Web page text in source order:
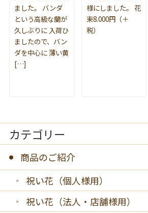
ました。 バンダ
という高級な蘭が
久しぶりに 入荷ひ
ましたので、バン
ダを中心に 薄い黄
[…]
様にしました。 花
束8.000円（＋
税）
カテゴリー
商品のご紹介
祝い花（個人様用）
祝い花（法人・店舗様用）